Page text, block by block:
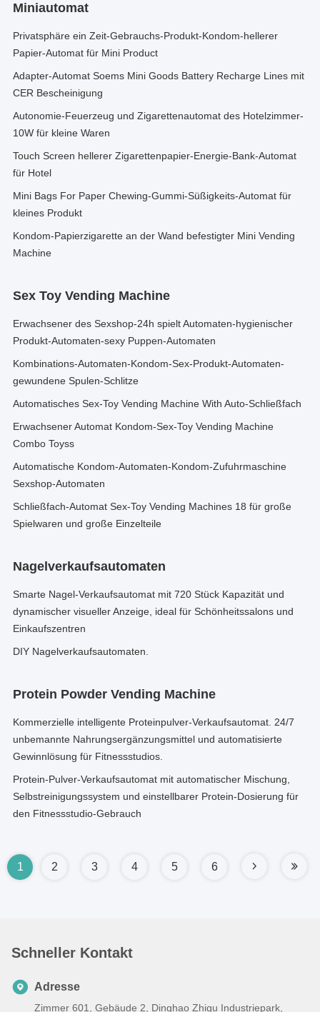
Miniautomat
Privatsphäre ein Zeit-Gebrauchs-Produkt-Kondom-hellerer
Papier-Automat für Mini Product
Adapter-Automat Soems Mini Goods Battery Recharge Lines mit
CER Bescheinigung
Autonomie-Feuerzeug und Zigarettenautomat des Hotelzimmer-
10W für kleine Waren
Touch Screen hellerer Zigarettenpapier-Energie-Bank-Automat
für Hotel
Mini Bags For Paper Chewing-Gummi-Süßigkeits-Automat für
kleines Produkt
Kondom-Papierzigarette an der Wand befestigter Mini Vending
Machine
Sex Toy Vending Machine
Erwachsener des Sexshop-24h spielt Automaten-hygienischer
Produkt-Automaten-sexy Puppen-Automaten
Kombinations-Automaten-Kondom-Sex-Produkt-Automaten-
gewundene Spulen-Schlitze
Automatisches Sex-Toy Vending Machine With Auto-Schließfach
Erwachsener Automat Kondom-Sex-Toy Vending Machine
Combo Toyss
Automatische Kondom-Automaten-Kondom-Zufuhrmaschine
Sexshop-Automaten
Schließfach-Automat Sex-Toy Vending Machines 18 für große
Spielwaren und große Einzelteile
Nagelverkaufsautomaten
Smarte Nagel-Verkaufsautomat mit 720 Stück Kapazität und
dynamischer visueller Anzeige, ideal für Schönheitssalons und
Einkaufszentren
DIY Nagelverkaufsautomaten.
Protein Powder Vending Machine
Kommerzielle intelligente Proteinpulver-Verkaufsautomat. 24/7
unbemannte Nahrungsergänzungsmittel und automatisierte
Gewinnlösung für Fitnessstudios.
Protein-Pulver-Verkaufsautomat mit automatischer Mischung,
Selbstreinigungssystem und einstellbarer Protein-Dosierung für
den Fitnessstudio-Gebrauch
1 2 3 4 5 6
Schneller Kontakt
Adresse
Zimmer 601, Gebäude 2, Dinghao Zhigu Industriepark,